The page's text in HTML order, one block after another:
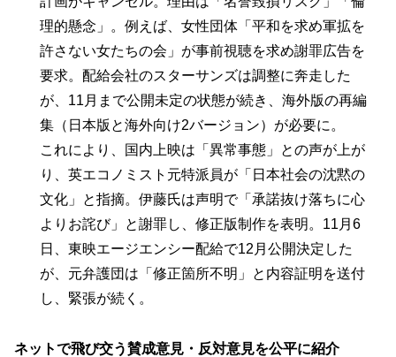
理的懸念」。例えば、女性団体「平和を求め軍拡を
許さない女たちの会」が事前視聴を求め謝罪広告を
要求。配給会社のスターサンズは調整に奔走した
が、11月まで公開未定の状態が続き、海外版の再編
集（日本版と海外向け2バージョン）が必要に。
これにより、国内上映は「異常事態」との声が上が
り、英エコノミスト元特派員が「日本社会の沈黙の
文化」と指摘。伊藤氏は声明で「承諾抜け落ちに心
よりお詫び」と謝罪し、修正版制作を表明。11月6
日、東映エージエンシー配給で12月公開決定した
が、元弁護団は「修正箇所不明」と内容証明を送付
し、緊張が続く。
ネットで飛び交う賛成意見・反対意見を公平に紹介